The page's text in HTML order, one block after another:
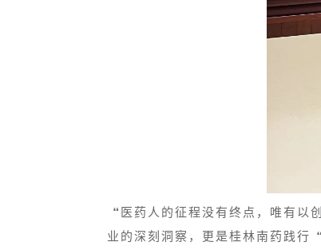
“医药人的征程没有终点，唯有
业的深刻洞察，更是桂林南药践